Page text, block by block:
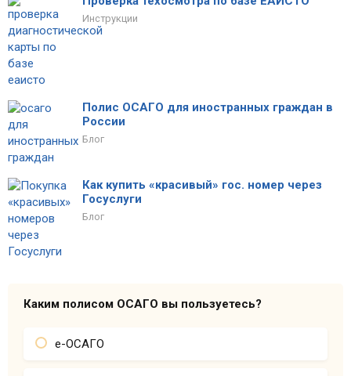
Инструкции
Полис ОСАГО для иностранных граждан в
России
Блог
Как купить «красивый» гос. номер через
Госуслуги
Блог
Каким полисом ОСАГО вы пользуетесь?
е-ОСАГО